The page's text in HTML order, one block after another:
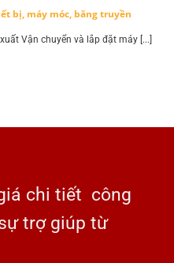
bị, máy móc, băng truyền
Vận chuyển và lắp đặt máy [...]
chi tiết công
trợ giúp từ